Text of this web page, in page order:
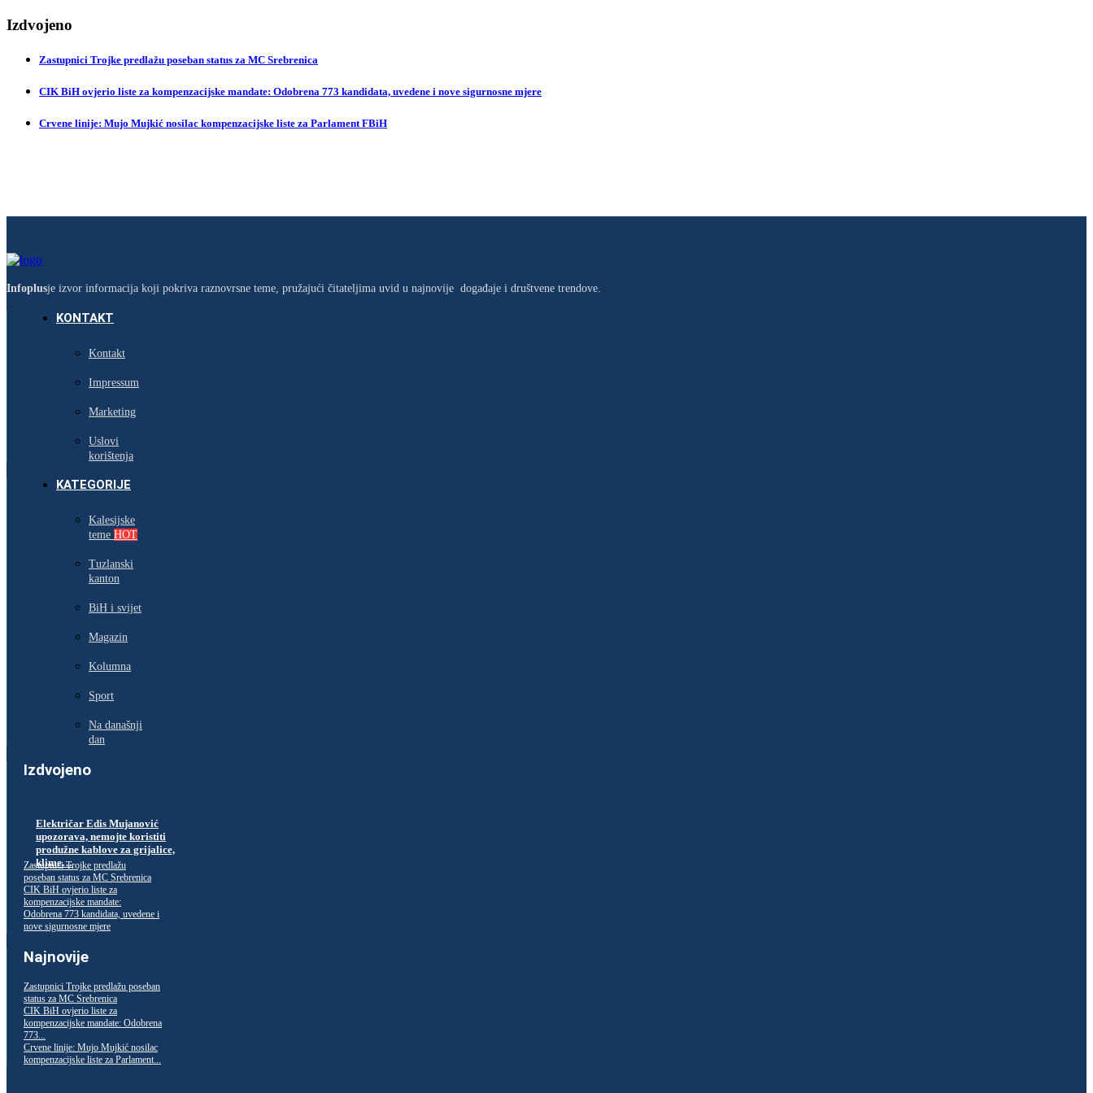
Izdvojeno
Zastupnici Trojke predlažu poseban status za MC Srebrenica
CIK BiH ovjerio liste za kompenzacijske mandate: Odobrena 773 kandidata, uvedene i nove sigurnosne mjere
Crvene linije: Mujo Mujkić nosilac kompenzacijske liste za Parlament FBiH
Infoplusje izvor informacija koji pokriva raznovrsne teme, pružajući čitateljima uvid u najnovije događaje i društvene trendove.
KONTAKT
Kontakt
Impressum
Marketing
Uslovi
korištenja
KATEGORIJE
Kalesijske
teme HOT
Tuzlanski
kanton
BiH i svijet
Magazin
Kolumna
Sport
Na današnji
dan
Izdvojeno
Električar Edis Mujanović
upozorava, nemojte koristiti
produžne kablove za grijalice,
klime…
Zastupnici Trojke predlažu
poseban status za MC Srebrenica
CIK BiH ovjerio liste za
kompenzacijske mandate:
Odobrena 773 kandidata, uvedene i
nove sigurnosne mjere
Najnovije
Zastupnici Trojke predlažu poseban
status za MC Srebrenica
CIK BiH ovjerio liste za
kompenzacijske mandate: Odobrena
773...
Crvene linije: Mujo Mujkić nosilac
kompenzacijske liste za Parlament...